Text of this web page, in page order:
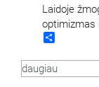
Laidoje
optimizmas
esančius.
daugiau